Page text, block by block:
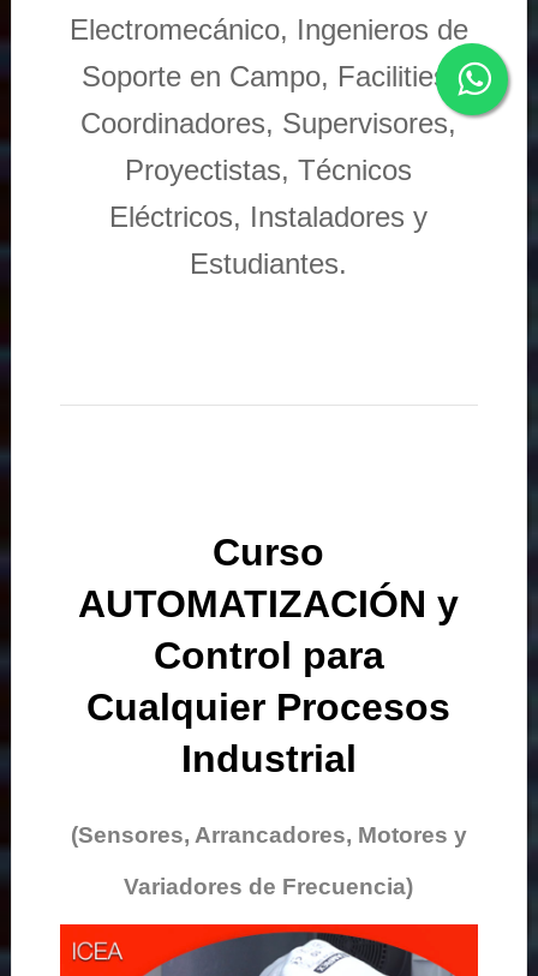
Electromecánico, Ingenieros de
Soporte en Campo, Facilities,
Coordinadores, Supervisores,
Proyectistas, Técnicos
Eléctricos, Instaladores y
Estudiantes.
Curso
AUTOMATIZACIÓN y
Control para
Cualquier Procesos
Industrial
(Sensores, Arrancadores, Motores y
Variadores de Frecuencia)